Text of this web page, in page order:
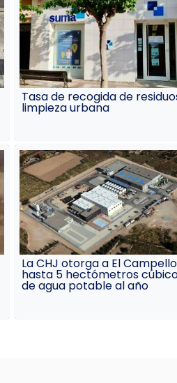
Tasa de recogida de
limpieza urbana
La CHJ otorga a El Campello
hasta 5 hectómetros
de agua potable al año